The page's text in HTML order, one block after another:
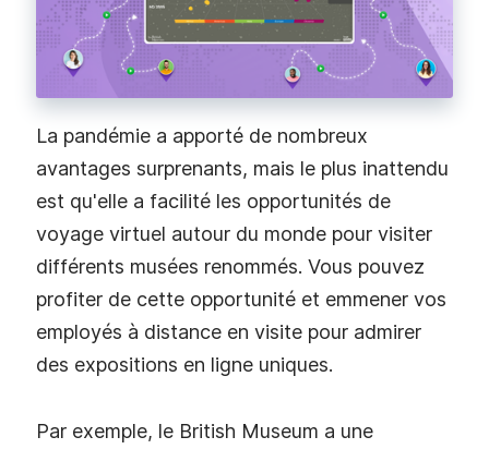
La pandémie a apporté de nombreux
avantages surprenants, mais le plus inattendu
est qu'elle a facilité les opportunités de
voyage virtuel autour du monde pour visiter
différents musées renommés. Vous pouvez
profiter de cette opportunité et emmener vos
employés à distance en visite pour admirer
des expositions en ligne uniques.
Par exemple, le British Museum a une